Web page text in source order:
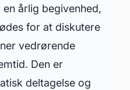
en årlig begivenhed,
for at diskutere
vedrørende
Den er
deltagelse og